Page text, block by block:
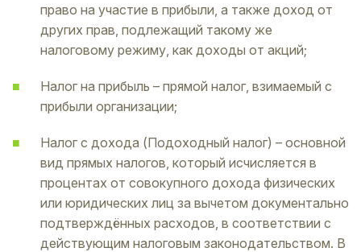
право на участие в прибыли, а также доход от
других прав, подлежащий такому же
налоговому режиму, как доходы от акций;
Налог на прибыль – прямой налог, взимаемый с
прибыли организации;
Налог с дохода (Подоходный налог) – основной
вид прямых налогов, который исчисляется в
процентах от совокупного дохода физических
или юридических лиц за вычетом документально
подтверждённых расходов, в соответствии с
действующим налоговым законодательством. В